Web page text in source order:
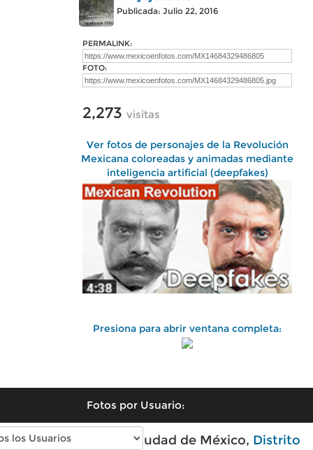
Publicada: Julio 22, 2016
PERMALINK:
FOTO:
2,273 visitas
Ver fotos de personajes de la Revolución
Mexicana coloreadas y animadas mediante
inteligencia artificial (deepfakes)
Presiona para abrir ventana completa:
Fotos por Usuario:
Fotos antiguas de Ciudad de México, Distrito